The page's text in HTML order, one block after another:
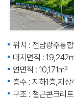
위치 : 전남광주통
대지면적 : 19,242
연면적 : 10,171㎡
층수 : 지하1층,지상
구조 : 철근콘크리